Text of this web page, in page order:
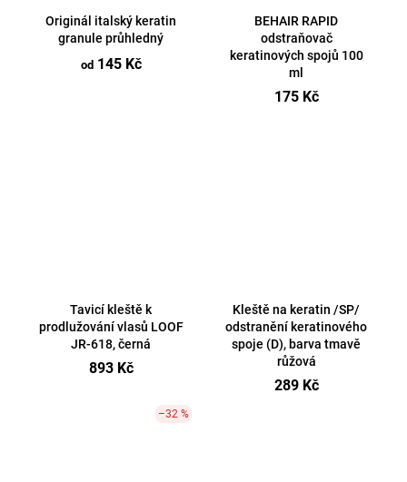
Originál italský keratin
granule průhledný
od145 Kč
BEHAIR RAPID
odstraňovač
keratinových spojů 100
ml
175 Kč
Tavicí kleště k
prodlužování vlasů LOOF
JR-618, černá
893 Kč
Kleště na keratin /SP/
odstranění keratinového
spoje (D), barva tmavě
růžová
289 Kč
–32 %